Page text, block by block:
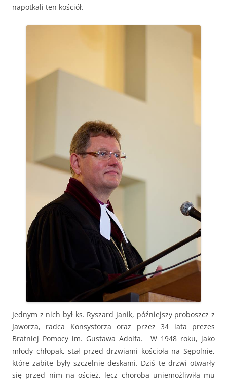
napotkali ten kościół.
Jednym z nich był ks. Ryszard Janik, późniejszy proboszcz z
Jaworza, radca Konsystorza oraz przez 34 lata prezes
Bratniej Pomocy im. Gustawa Adolfa. W 1948 roku, jako
młody chłopak, stał przed drzwiami kościoła na Sępolnie,
które zabite były szczelnie deskami. Dziś te drzwi otwarły
się przed nim na oścież, lecz choroba uniemożliwiła mu